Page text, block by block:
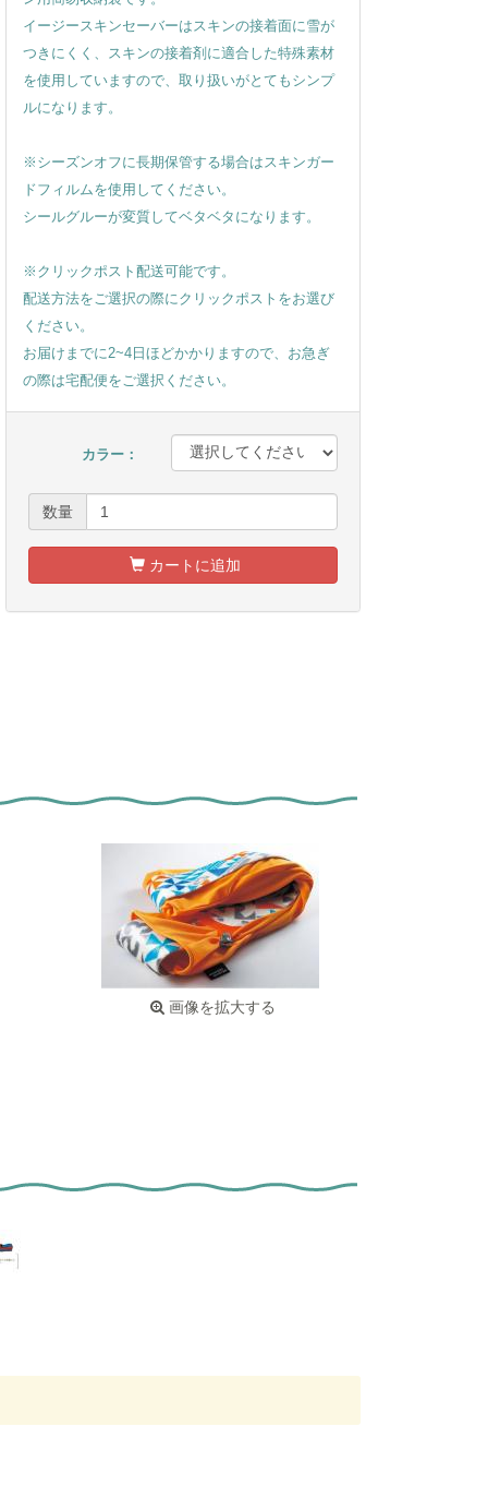
イージースキンセーバーはスキンの接着面に雪が
つきにくく、スキンの接着剤に適合した特殊素材
を使用していますので、取り扱いがとてもシンプ
ルになります。
※シーズンオフに長期保管する場合はスキンガー
ドフィルムを使用してください。
シールグルーが変質してベタベタになります。
※クリックポスト配送可能です。
配送方法をご選択の際にクリックポストをお選び
ください。
お届けまでに2~4日ほどかかりますので、お急ぎ
の際は宅配便をご選択ください。
カラー：
数量
カートに追加
画像を拡大する